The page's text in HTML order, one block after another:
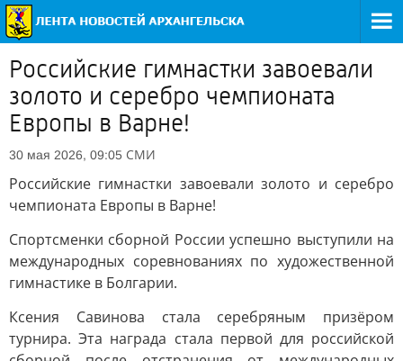
Российские гимнастки завоевали
золото и серебро чемпионата
Европы в Варне!
30 мая 2026, 09:05 СМИ
Российские гимнастки завоевали золото и серебро
чемпионата Европы в Варне!
Спортсменки сборной России успешно выступили на
международных соревнованиях по художественной
гимнастике в Болгарии.
Ксения Савинова стала серебряным призёром
турнира. Эта награда стала первой для российской